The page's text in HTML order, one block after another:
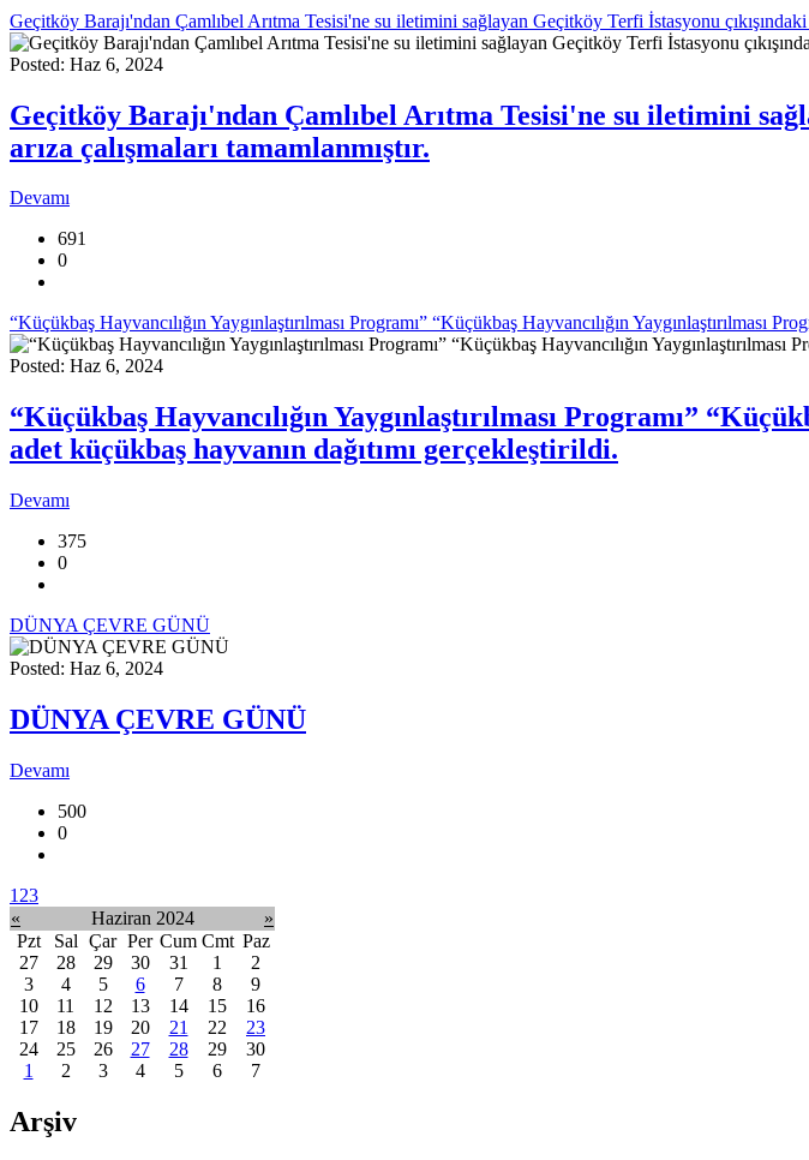
Geçitköy Barajı'ndan Çamlıbel Arıtma Tesisi'ne su iletimini sağlayan Geçitköy Terfi İstasyonu çıkışındaki
Posted: Haz 6, 2024
Geçitköy Barajı'ndan Çamlıbel Arıtma Tesisi'ne su iletimini
arıza çalışmaları tamamlanmıştır.
Devamı
691
0
“Küçükbaş Hayvancılığın Yaygınlaştırılması Programı” “Küçükbaş Hayvancılığın Yaygınlaştırılması
Posted: Haz 6, 2024
“Küçükbaş Hayvancılığın Yaygınlaştırılması Programı”
adet küçükbaş hayvanın dağıtımı gerçekleştirildi.
Devamı
375
0
DÜNYA ÇEVRE GÜNÜ
Posted: Haz 6, 2024
DÜNYA ÇEVRE GÜNÜ
Devamı
500
0
1 23
«
Haziran 2024
»
Pzt
Sal Çar Per Cum Cmt Paz
27
28 29 30 31 1
2
3
4 5 6 7 8
9
10
11 12 13 14 15
16
17
18 19 20 21 22
23
24
25 26 27 28 29
30
1
2 3 4 5 6 7
Arşiv